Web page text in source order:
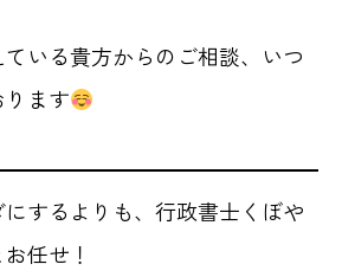
いる貴方からのご相談、いつ
ります
するよりも、行政書士くぼや
任せ！